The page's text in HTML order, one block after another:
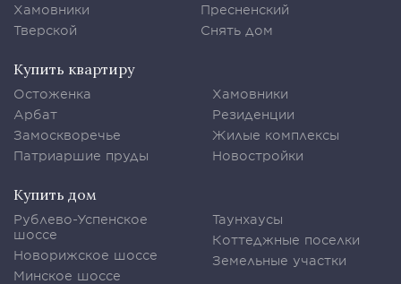
Хамовники
Тверской
Пресненский
Снять дом
Купить квартиру
Остоженка
Арбат
Замоскворечье
Патриаршие пруды
Хамовники
Резиденции
Жилые комплексы
Новостройки
Купить дом
Рублево-Успенское
шоссе
Новорижское шоссе
Минское шоссе
Таунхаусы
Коттеджные поселки
Земельные участки